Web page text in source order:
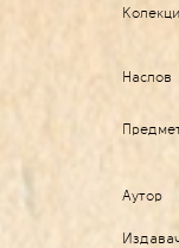
Наслов
Аутор